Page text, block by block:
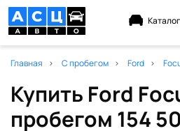
Каталог
Главная С пробегом Ford
Купить Ford
пробегом 154